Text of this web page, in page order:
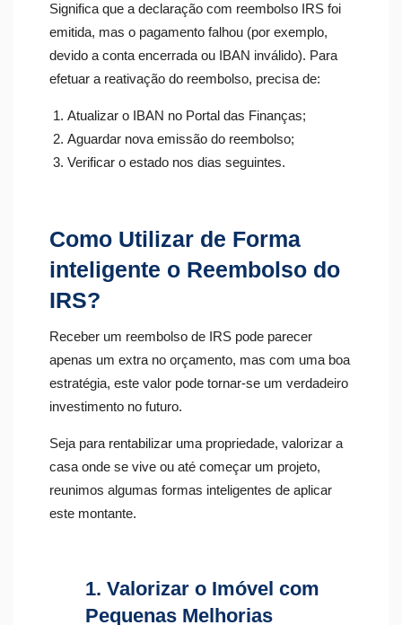
Significa que a declaração com reembolso IRS foi
emitida, mas o pagamento falhou (por exemplo,
devido a conta encerrada ou IBAN inválido). Para
efetuar a reativação do reembolso, precisa de:
Atualizar o IBAN no Portal das Finanças;
Aguardar nova emissão do reembolso;
Verificar o estado nos dias seguintes.
Como Utilizar de Forma
inteligente o Reembolso do
IRS?
Receber um reembolso de IRS pode parecer
apenas um extra no orçamento, mas com uma boa
estratégia, este valor pode tornar-se um verdadeiro
investimento no futuro.
Seja para rentabilizar uma propriedade, valorizar a
casa onde se vive ou até começar um projeto,
reunimos algumas formas inteligentes de aplicar
este montante.
1. Valorizar o Imóvel com
Pequenas Melhorias